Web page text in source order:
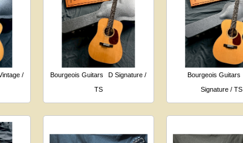
/
Bourgeois Guitars
D Signature /
TS
Bourgeois Guitars
Signature / TS